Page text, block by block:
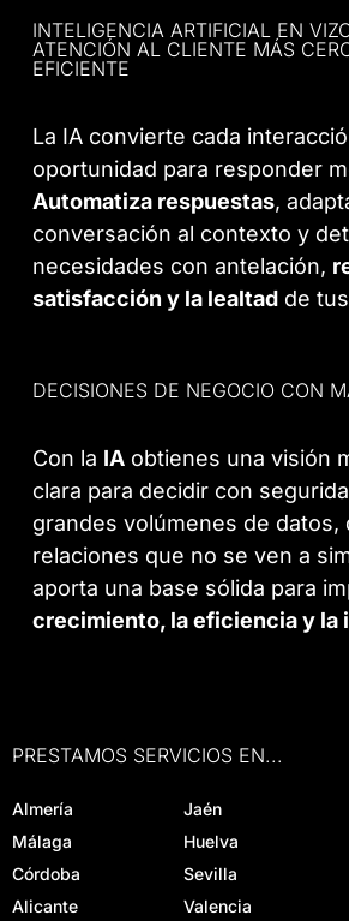
INTELIGENCIA ARTIFICIAL EN
ATENCIÓN AL CLIENTE MÁS
EFICIENTE
La IA convierte cada
oportunidad para responder
Automatiza respuestas,
conversación al contexto y
necesidades con antelación,
satisfacción y la lealtad de
DECISIONES DE NEGOCIO CON
Con la IA obtienes una visión
clara para decidir con
grandes volúmenes de datos,
relaciones que no se ven a
aporta una base sólida para
crecimiento, la eficiencia y la
PRESTAMOS SERVICIOS EN...
Almería Jaén
Málaga
Huelva
Córdoba
Sevilla
Alicante
Valencia